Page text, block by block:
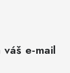
e-mail